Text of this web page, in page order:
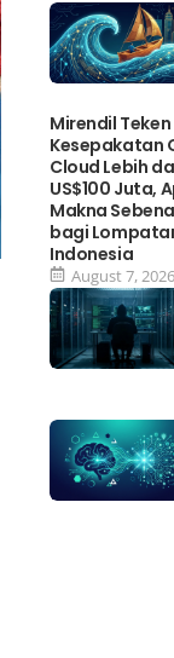
Mirendil Teken
Kesepakatan
Cloud Lebih
US$100 Juta,
Makna
bagi
Indonesia
August 7, 2026